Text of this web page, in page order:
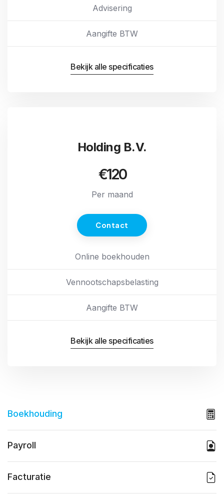
Boekhouding
Payroll
Facturatie
Advisering
Aangifte BTW
Bekijk alle specificaties
Holding B.V.
€120
Per maand
Contact
Online boekhouden
Vennootschapsbelasting
Aangifte BTW
Bekijk alle specificaties